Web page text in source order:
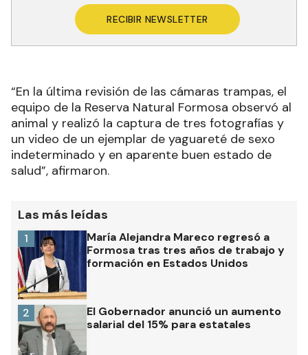
RECIBIR NEWSLETTER
“En la última revisión de las cámaras trampas, el
equipo de la Reserva Natural Formosa observó al
animal y realizó la captura de tres fotografías y
un video de un ejemplar de yaguareté de sexo
indeterminado y en aparente buen estado de
salud”, afirmaron.
Las más leídas
María Alejandra Mareco regresó a
Formosa tras tres años de trabajo y
formación en Estados Unidos
1
El Gobernador anunció un aumento
salarial del 15% para estatales
2